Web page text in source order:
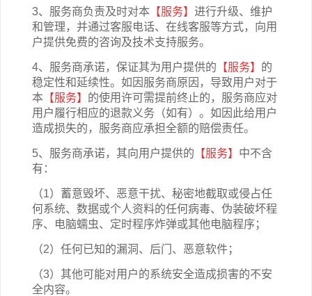
3、服务商负责及时对本 【服务】 进行升级、维护
和管理，并通过客服电话、在线客服等方式，向用
户提供免费的咨询及技术支持服务。
4、服务商承诺，保证其为用户提供的 【服务】 的
稳定性和延续性。如因服务商原因，导致用户对于
本 【服务】 的使用许可需提前终止的，服务商应对
用户履行相应的退款义务（如有）。如因此给用户
造成损失的，服务商应承担全额的赔偿责任。
5、服务商承诺，其向用户提供的 【服务】 中不含
有：
（1）蓄意毁坏、恶意干扰、秘密地截取或侵占任
何系统、数据或个人资料的任何病毒、伪装破坏程
序、电脑蠕虫、定时程序炸弹或其他电脑程序；
（2）任何已知的漏洞、后门、恶意软件；
（3）其他可能对用户的系统安全造成损害的不安
全内容。